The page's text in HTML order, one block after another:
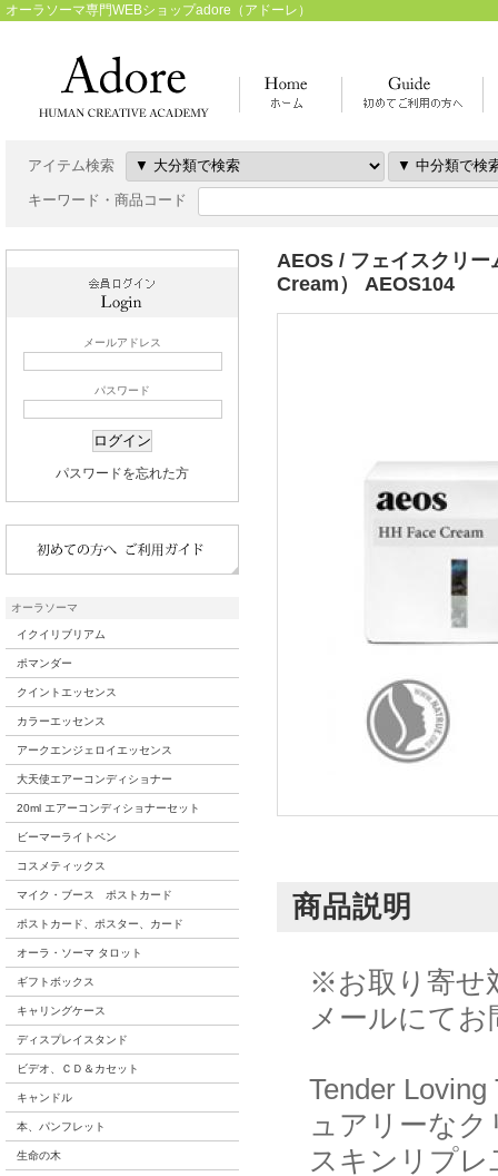
オーラソーマ専門WEBショップadore（アドーレ）
アイテム検索
キーワード・商品コード
メールアドレス
パスワード
パスワードを忘れた方
オーラソーマ
イクイリブリアム
ポマンダー
クイントエッセンス
カラーエッセンス
アークエンジェロイエッセンス
大天使エアーコンディショナー
20ml エアーコンディショナーセット
ビーマーライトペン
コスメティックス
マイク・ブース ポストカード
ポストカード、ポスター、カード
オーラ・ソーマ タロット
ギフトボックス
キャリングケース
ディスプレイスタンド
ビデオ、ＣＤ＆カセット
キャンドル
本、パンフレット
生命の木
AEOS / フェイスクリ
Cream） AEOS104
商品説明
※お取り寄せ
メールにて
Tender
ュアリーな
スキンリプ